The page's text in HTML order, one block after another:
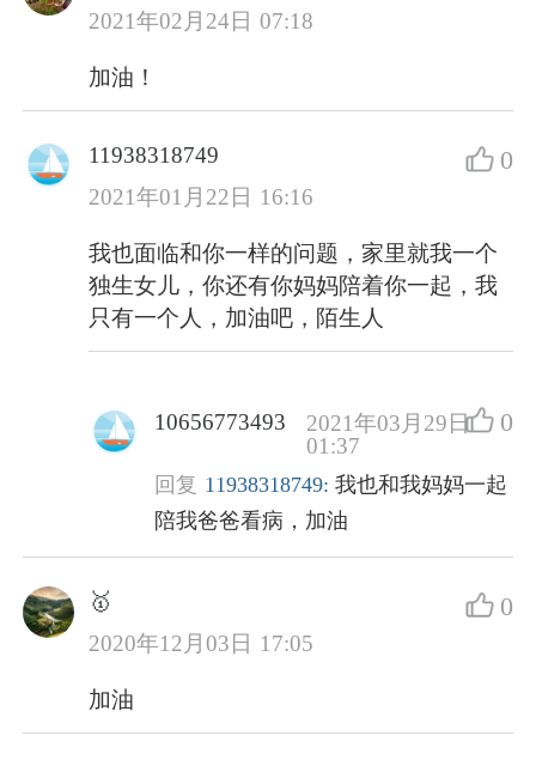
2021年02月24日 07:18
加油！
11938318749
2021年01月22日 16:16
0
我也面临和你一样的问题，家里就我一个
独生女儿，你还有你妈妈陪着你一起，我
只有一个人，加油吧，陌生人
10656773493
2021年03月29日
01:37
0
回复 11938318749: 我也和我妈妈一起
陪我爸爸看病，加油
🥇
2020年12月03日 17:05
0
加油